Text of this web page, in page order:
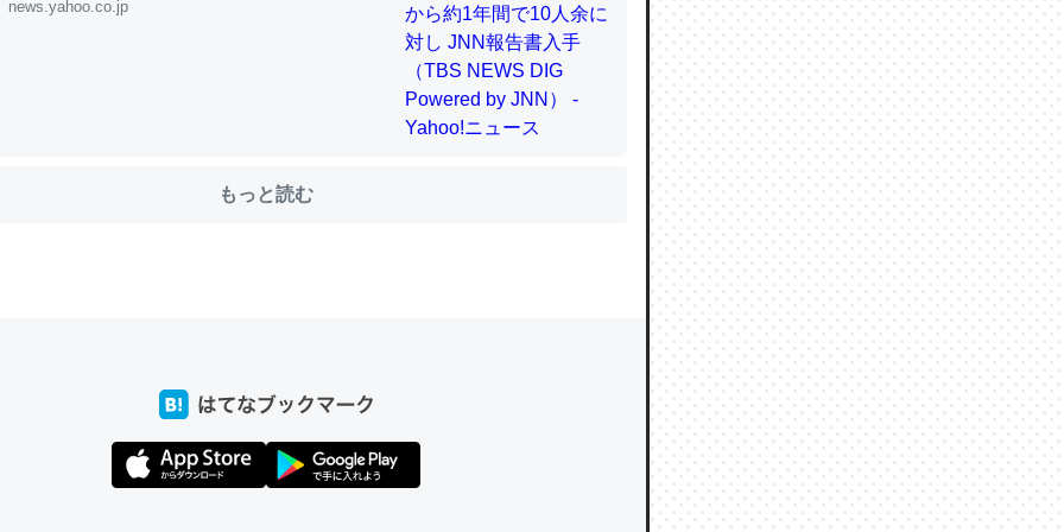
を実家に置いて４年。でたまに覗いてる。ぼちぼちRingも置こうかと画策
、Googleマップで位置情報を共有してる。電池残量や充電中かが分かるのでこ
するくらいだった遠方の父67歳と僕。ITツール導入でコミュニケーションが劇的に変化し
生で親と会える残り時間を日数にすると1週間とかの人が多いそうだけど、それ
倍以上に伸ばす効果があるはず……
するくらいだった遠方の父67歳と僕。ITツール導入でコミュニケーションが劇的に変化し
news.yahoo.co.jp
もっと読む